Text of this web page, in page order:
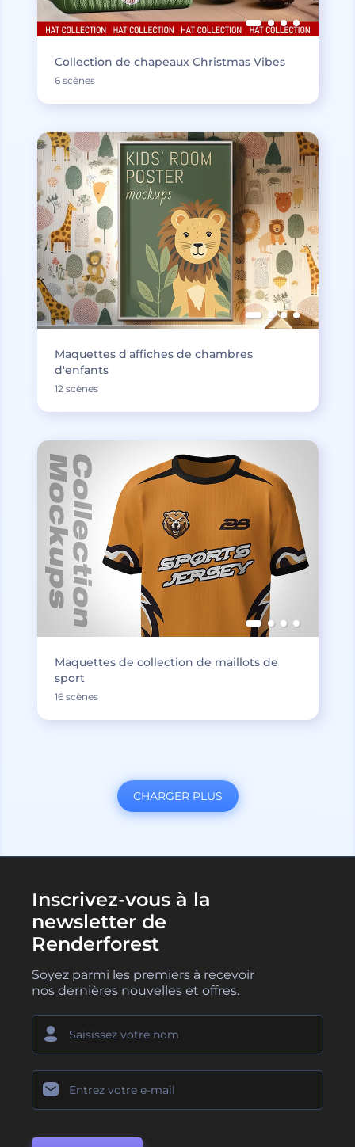
Collection de chapeaux Christmas Vibes
6 scènes
Maquettes d'affiches de chambres
d'enfants
12 scènes
Maquettes de collection de maillots de
sport
16 scènes
CHARGER PLUS
Inscrivez-vous à la
newsletter de
Renderforest
Soyez parmi les premiers à recevoir
nos dernières nouvelles et offres.